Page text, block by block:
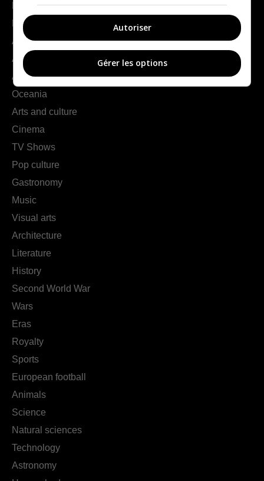
France
Europe
Americas
Asia
Africa
Oceania
Arts and culture
Cinema
TV Shows
Pop culture
Gastronomy
Music
Visual arts
Architecture
Literature
History
Second World War
Wars
Eras
Royalty
Sports
European football
Animals
Science
Natural sciences
Technology
Astronomy
Autoriser
Gérer les options